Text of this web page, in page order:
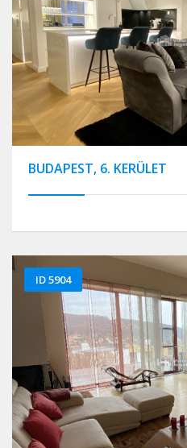
BUDAPEST, 6. KERÜLET
ID 5904